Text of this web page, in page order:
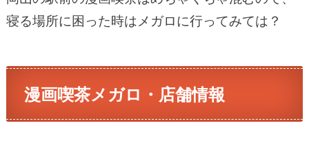
寝る場所に困った時はメガロに行ってみては？
漫画喫茶メガロ・店舗情報